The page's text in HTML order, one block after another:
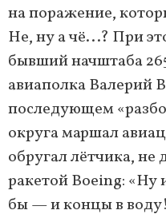
на поражение,
Не, ну а чё...? При
бывший начштаба
авиаполка Валерий
последующем
округа маршал
обругал лётчика, не
ракетой Boeing: «Ну
бы — и концы в